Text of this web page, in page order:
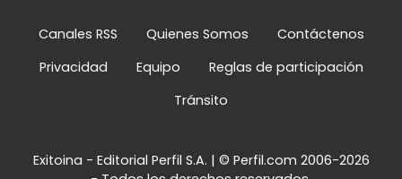
Canales RSS Quienes Somos
Contáctenos
Privacidad
Equipo
Reglas de participación
Tránsito
Exitoina - Editorial Perfil S.A. | © Perfil.com 2006-2026